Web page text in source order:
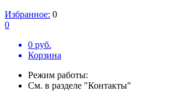
Избранное: 0
0
0 руб.
Корзина
Режим работы:
См. в разделе "Контакты"